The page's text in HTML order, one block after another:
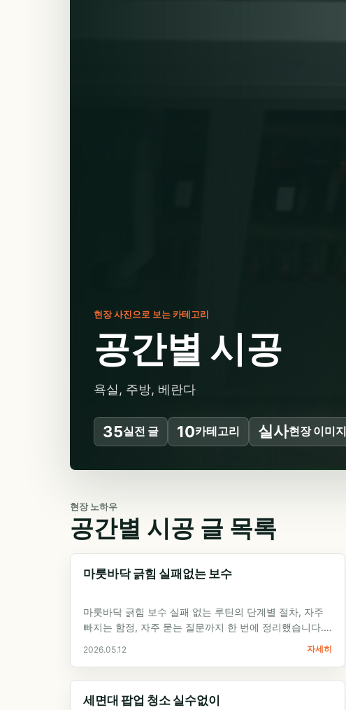
현장 사진으로 보는 카테고리
공간별 시공
욕실, 주방, 베란다
35실전 글 10카테고리 실사현장 이미지
현장 노하우
공간별 시공 글 목록
마룻바닥 긁힘 실패없는 보수
마룻바닥 긁힘 보수 실패 없는 루틴의 단계별 절차, 자주
빠지는 함정, 자주 묻는 질문까지 한 번에 정리했습니다.
2026.05.12 자세히
세면대 팝업 청소 실수없이